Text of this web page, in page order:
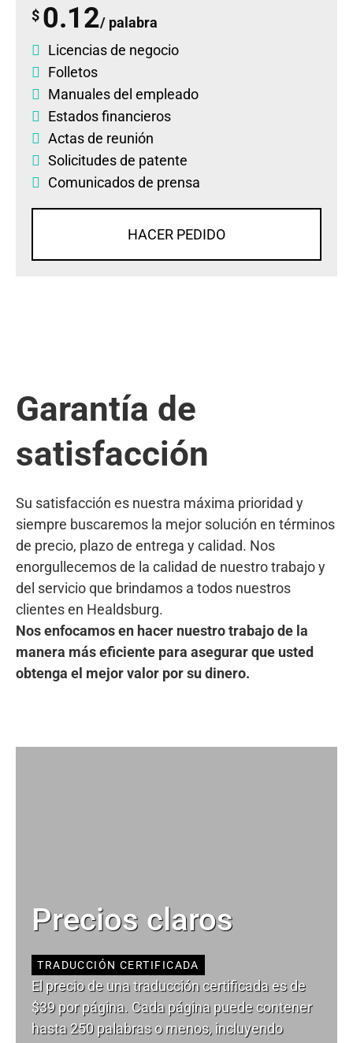
$ 0.12/ palabra
Licencias de negocio
Folletos
Manuales del empleado
Estados financieros
Actas de reunión
Solicitudes de patente
Comunicados de prensa
HACER PEDIDO
Garantía de
satisfacción
Su satisfacción es nuestra máxima prioridad y
siempre buscaremos la mejor solución en términos
de precio, plazo de entrega y calidad. Nos
enorgullecemos de la calidad de nuestro trabajo y
del servicio que brindamos a todos nuestros
clientes en Healdsburg.
Nos enfocamos en hacer nuestro trabajo de la
manera más eficiente para asegurar que usted
obtenga el mejor valor por su dinero.
Precios claros
TRADUCCIÓN CERTIFICADA
El precio de una traducción certificada es de
$39 por página. Cada página puede contener
hasta 250 palabras o menos, incluyendo